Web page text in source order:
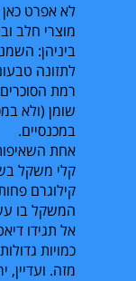
לא אפרט
ביניהן:
לתזונה
שומן (ולא
במכנסיים.
אחת
קילוגרם
המשקל בו
אל תגידו
כמויות
מזה. ועדיין,